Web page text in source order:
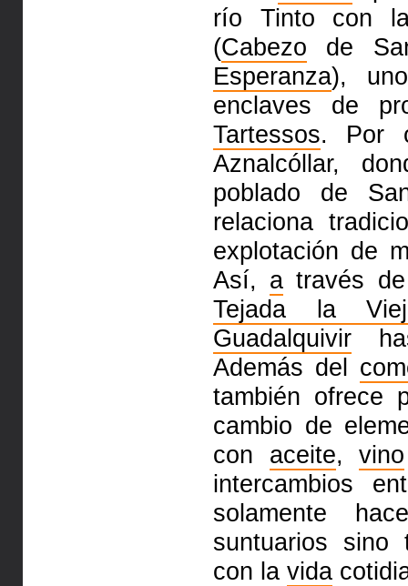
río Tinto con
(Cabezo de
Esperanza),
enclaves de
Tartessos. Por
Aznalcóllar,
poblado de
relaciona
explotación de
Así, a través
Tejada la
Guadalquivir
Además del
también ofrece
cambio de
con aceite, vino
intercambios
solamente
suntuarios
con la vida